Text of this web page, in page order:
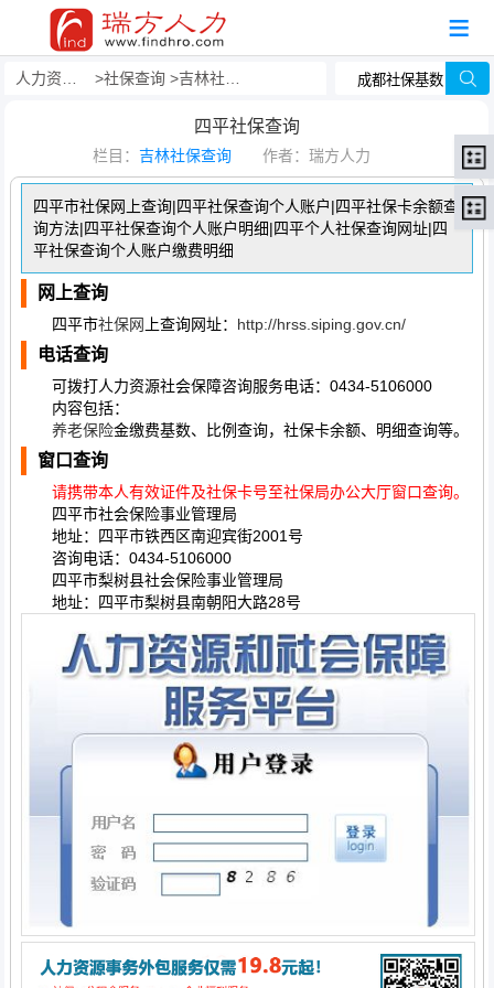
社保查询 吉林社保查询
四平社保查询
栏目： 吉林社保查询 作者：瑞方人力
四平市社保网上查询|四平社保查询个人账户|四平社保卡余额查
询方法|四平社保查询个人账户明细|四平个人社保查询网址|四
平社保查询个人账户缴费明细
网上查询
四平市社保网 上查询网址： http://hrss.siping.gov.cn/
电话查询
可拨打人力资源社会保障咨询服务电话：0434-5106000
内容包括：
养老保险金缴费基数、比例查询，社保卡余额、明细查询等。
窗口查询
请携带本人有效证件及社保卡号至社保局办公大厅窗口查询。
四平市社会保险事业管理局
地址：四平市铁西区南迎宾街2001号
咨询电话：0434-5106000​
四平市梨树县社会保险事业管理局
地址：四平市梨树县南朝阳大路28号